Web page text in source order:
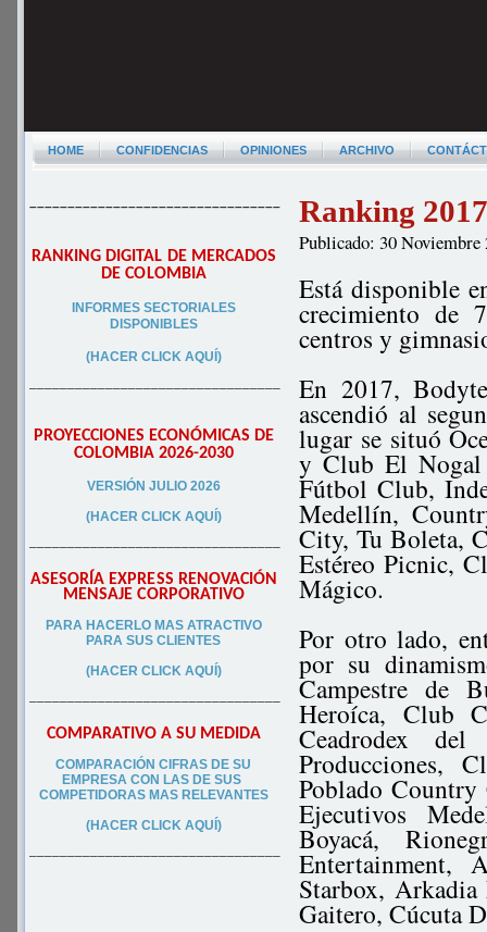
HOME CONFIDENCIAS OPINIONES ARCHIVO
–––––––––––––––––––––––––––––––––
RANKING DIGITAL DE MERCADOS
DE COLOMBIA
INFORMES SECTORIALES
DISPONIBLES
(HACER CLICK AQUÍ)
–––––––––––––––––––––––––––––––––
PROYECCIONES ECONÓMICAS DE
COLOMBIA 2026-2030
VERSIÓN JULIO 2026
(HACER CLICK AQUÍ)
–––––––––––––––––––––––––––––––––
ASESORÍA EXPRESS RENOVACIÓN
MENSAJE CORPORATIVO
PARA HACERLO MAS ATRACTIVO
PARA SUS CLIENTES
(HACER CLICK AQUÍ)
–––––––––––––––––––––––––––––––––
COMPARATIVO A SU MEDIDA
COMPARACIÓN CIFRAS DE SU
EMPRESA CON LAS DE SUS
COMPETIDORAS MAS RELEVANTES
(HACER CLICK AQUÍ)
–––––––––––––––––––––––––––––––––
Ranking
Publicado: 30 Noviembre
Está disponible
crecimiento de
centros y
En 2017,
ascendió al
lugar se situó
y Club El Nogal
Fútbol Club,
Medellín,
City, Tu Boleta,
Estéreo Picnic,
Mágico.
Por otro lado,
por su
Campestre de
Heroíca, Club
Ceadrodex
Producciones,
Poblado
Ejecutivos
Boyacá,
Entertainment,
Starbox,
Gaitero, Cúcuta